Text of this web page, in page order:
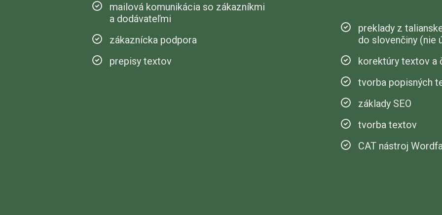
mailová komunikácia so zákazníkmi
a dodávateľmi
zákaznícka podpora
prepisy textov
preklady z
do slovenčiny (nie
korektúry textov a
tvorba popisných
základy SEO
tvorba textov
CAT nástroj